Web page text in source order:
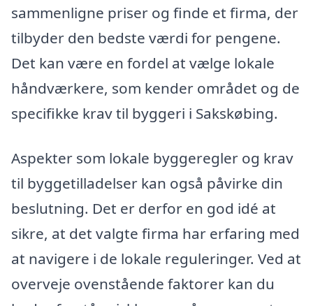
sammenligne priser og finde et firma, der
tilbyder den bedste værdi for pengene.
Det kan være en fordel at vælge lokale
håndværkere, som kender området og de
specifikke krav til byggeri i Sakskøbing.
Aspekter som lokale byggeregler og krav
til byggetilladelser kan også påvirke din
beslutning. Det er derfor en god idé at
sikre, at det valgte firma har erfaring med
at navigere i de lokale reguleringer. Ved at
overveje ovenstående faktorer kan du